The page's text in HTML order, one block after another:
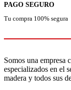
PAGO SEGURO
Tu compra 100% segura
Somos una empresa
especializados en el
madera y todos sus